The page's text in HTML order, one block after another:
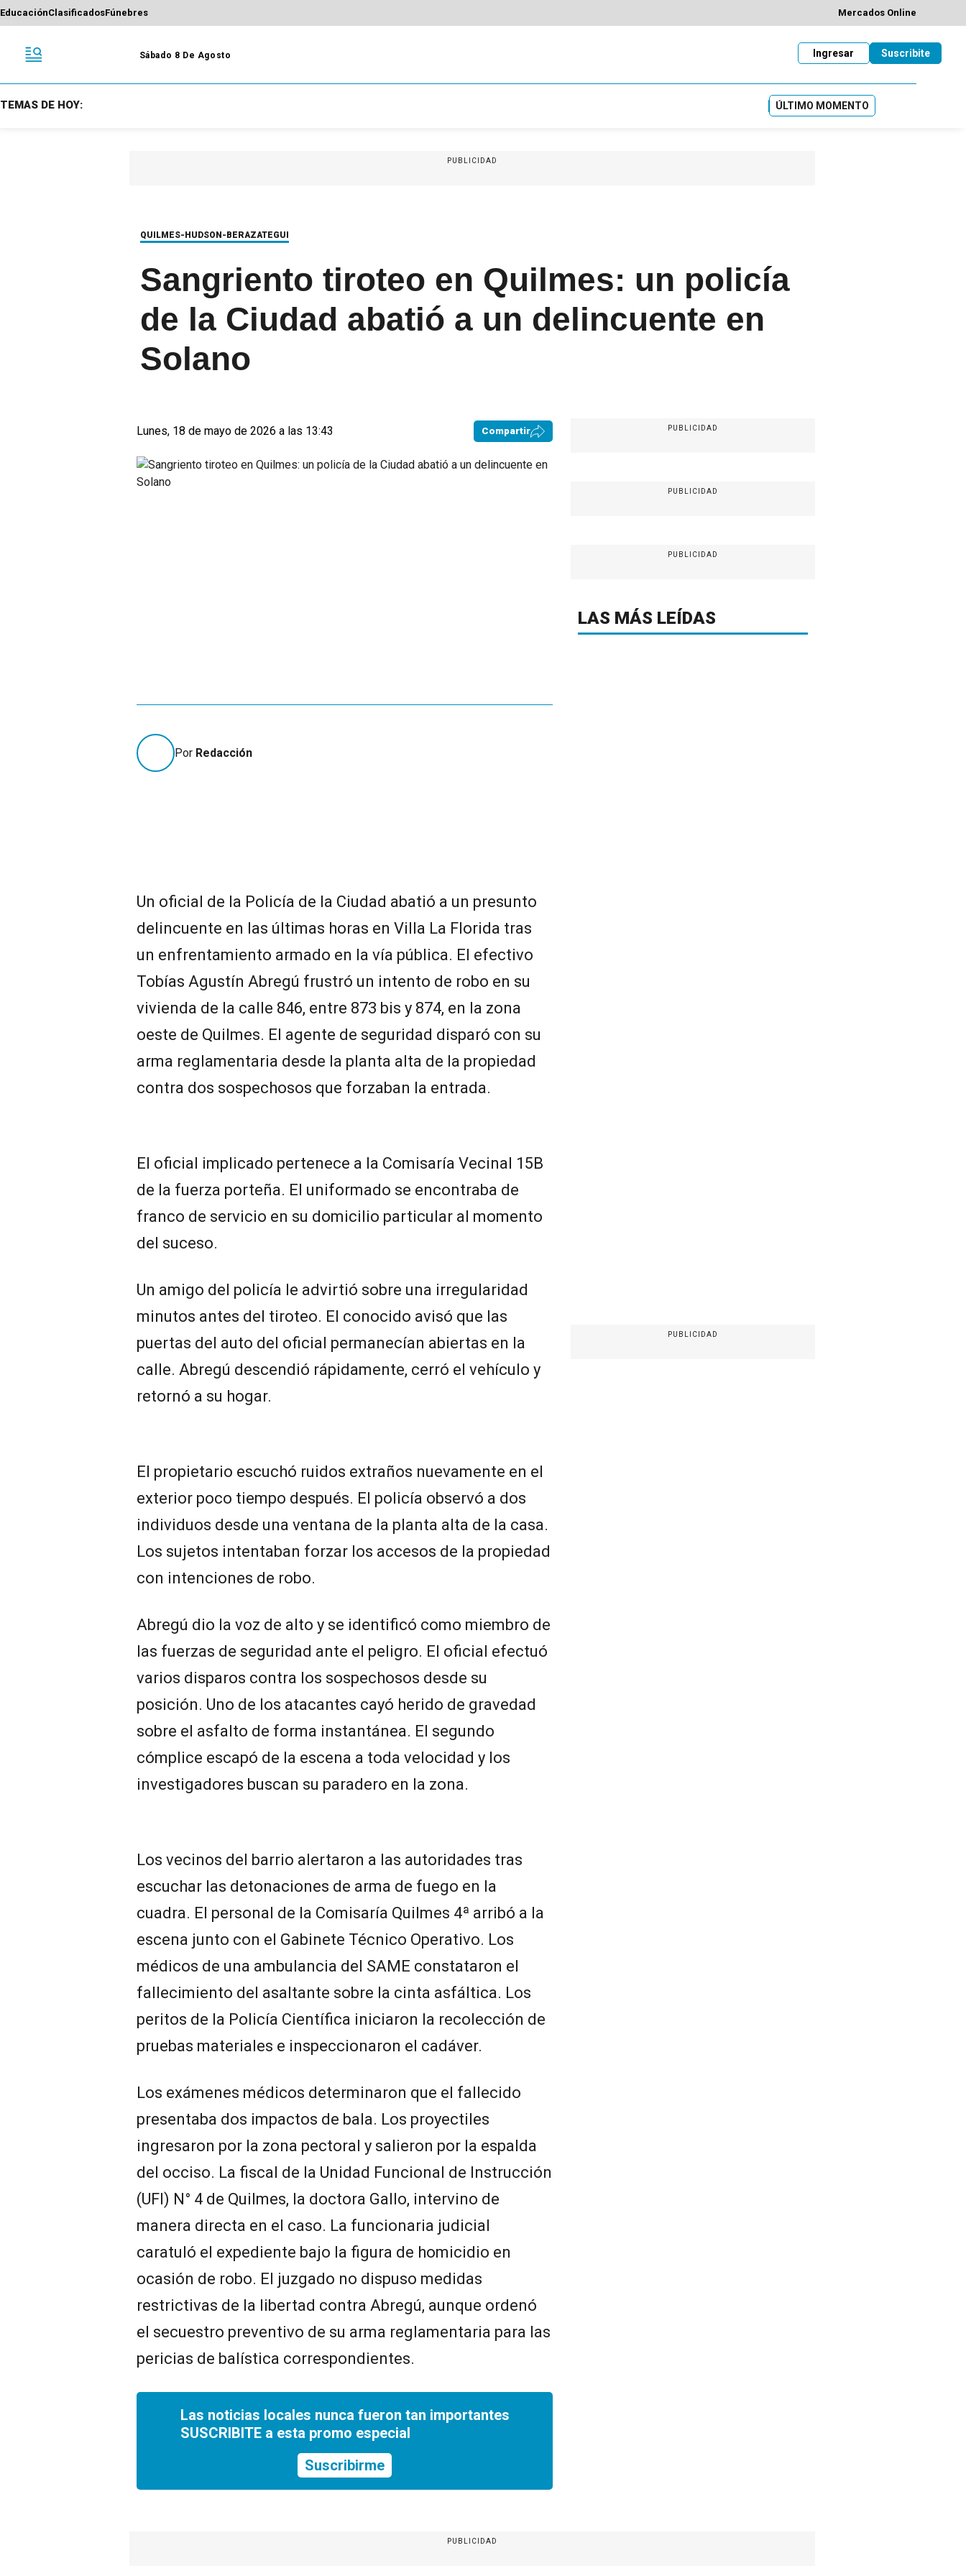
EducaciónClasificadosFúnebres Mercados Online
Sábado 8 De Agosto Suscribite
Ingresar
TEMAS DE HOY: ÚLTIMO MOMENTO
PUBLICIDAD
QUILMES-HUDSON-BERAZATEGUI
Sangriento tiroteo en Quilmes: un policía
de la Ciudad abatió a un delincuente en
Solano
Lunes, 18 de mayo de 2026 a las 13:43 Compartir
Por Redacción
Un oficial de la Policía de la Ciudad abatió a un presunto
delincuente en las últimas horas en Villa La Florida tras
un enfrentamiento armado en la vía pública. El efectivo
Tobías Agustín Abregú frustró un intento de robo en su
vivienda de la calle 846, entre 873 bis y 874, en la zona
oeste de Quilmes. El agente de seguridad disparó con su
arma reglamentaria desde la planta alta de la propiedad
contra dos sospechosos que forzaban la entrada.
El oficial implicado pertenece a la Comisaría Vecinal 15B
de la fuerza porteña. El uniformado se encontraba de
franco de servicio en su domicilio particular al momento
del suceso.
Un amigo del policía le advirtió sobre una irregularidad
minutos antes del tiroteo. El conocido avisó que las
puertas del auto del oficial permanecían abiertas en la
calle. Abregú descendió rápidamente, cerró el vehículo y
retornó a su hogar.
El propietario escuchó ruidos extraños nuevamente en el
exterior poco tiempo después. El policía observó a dos
individuos desde una ventana de la planta alta de la casa.
Los sujetos intentaban forzar los accesos de la propiedad
con intenciones de robo.
Abregú dio la voz de alto y se identificó como miembro de
las fuerzas de seguridad ante el peligro. El oficial efectuó
varios disparos contra los sospechosos desde su
posición. Uno de los atacantes cayó herido de gravedad
sobre el asfalto de forma instantánea. El segundo
cómplice escapó de la escena a toda velocidad y los
investigadores buscan su paradero en la zona.
Los vecinos del barrio alertaron a las autoridades tras
escuchar las detonaciones de arma de fuego en la
cuadra. El personal de la Comisaría Quilmes 4ª arribó a la
escena junto con el Gabinete Técnico Operativo. Los
médicos de una ambulancia del SAME constataron el
fallecimiento del asaltante sobre la cinta asfáltica. Los
peritos de la Policía Científica iniciaron la recolección de
pruebas materiales e inspeccionaron el cadáver.
Los exámenes médicos determinaron que el fallecido
presentaba dos impactos de bala. Los proyectiles
ingresaron por la zona pectoral y salieron por la espalda
del occiso. La fiscal de la Unidad Funcional de Instrucción
(UFI) N° 4 de Quilmes, la doctora Gallo, intervino de
manera directa en el caso. La funcionaria judicial
caratuló el expediente bajo la figura de homicidio en
ocasión de robo. El juzgado no dispuso medidas
restrictivas de la libertad contra Abregú, aunque ordenó
el secuestro preventivo de su arma reglamentaria para las
pericias de balística correspondientes.
Las noticias locales nunca fueron tan importantes
SUSCRIBITE a esta promo especial
Suscribirme
PUBLICIDAD
PUBLICIDAD
PUBLICIDAD
LAS MÁS LEÍDAS
PUBLICIDAD
PUBLICIDAD